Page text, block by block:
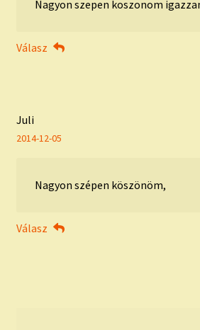
Nagyon szepen koszonom
Válasz
Juli
2014-12-05
Nagyon szépen köszönöm,
Válasz